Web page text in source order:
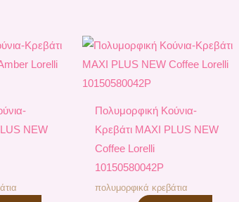
NEW
Πολυμορφική Κούνια-
Κρεβάτι MAXI PLUS NEW
Coffee Lorelli
10150580042P
πολυμορφικά κρεβάτια